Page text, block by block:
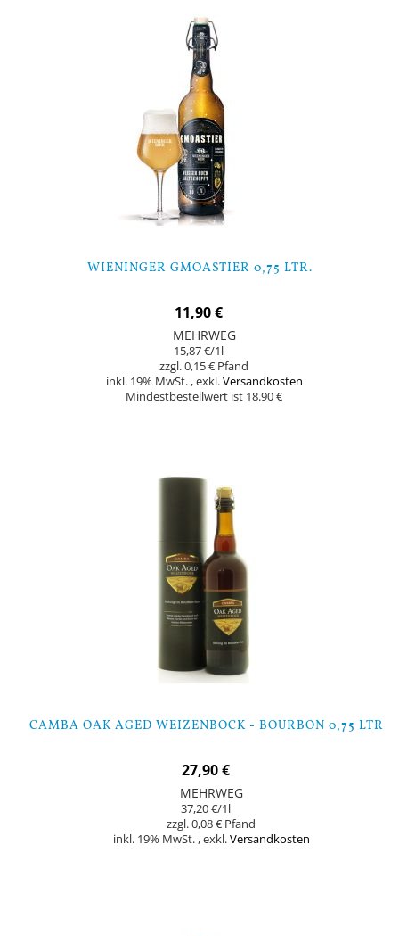
WIENINGER GMOASTIER 0,75 LTR.
11,90 €
MEHRWEG
15,87 €/1l
0,15 €
inkl. 19% MwSt. ,exkl.Versandkosten
Mindestbestellwert ist 18.90 €
CAMBA OAK AGED WEIZENBOCK - BOURBON 0,75 LTR
27,90 €
MEHRWEG
37,20 €/1l
0,08 €
inkl. 19% MwSt. ,exkl.Versandkosten